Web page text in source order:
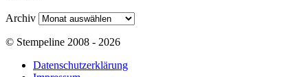
Archiv
© Stempeline 2008 - 2026
Datenschutzerklärung